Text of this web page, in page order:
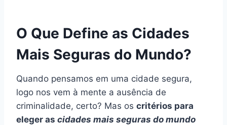
O Que Define as Cidades
Mais Seguras do Mundo?
Quando pensamos em uma cidade segura,
logo nos vem à mente a ausência de
criminalidade, certo? Mas os critérios para
eleger as cidades mais seguras do mundo